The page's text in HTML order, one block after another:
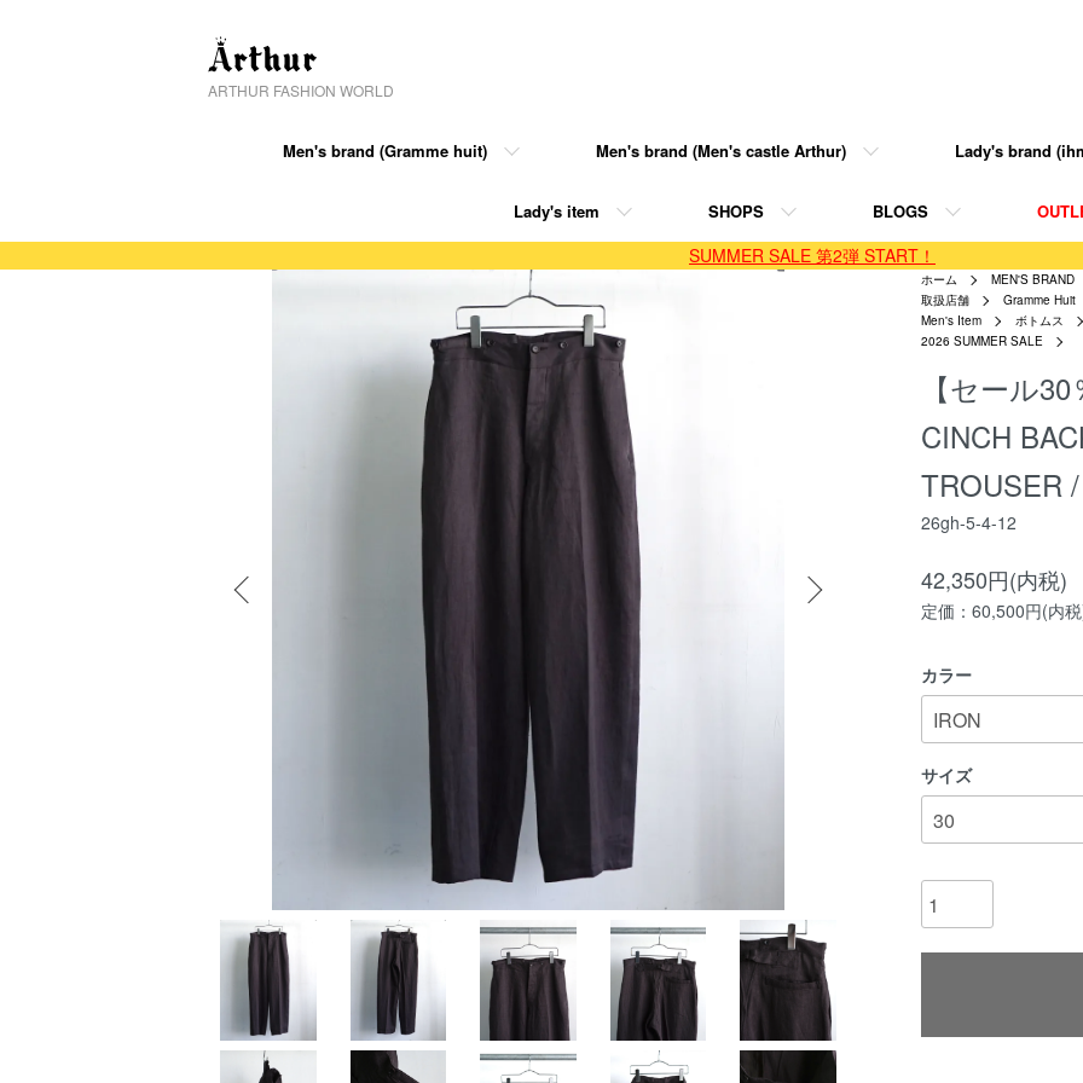
ARTHUR FASHION WORLD
Men's brand (Gramme huit) Men's brand (Men's castle Arthur) Lady's brand
Lady's item SHOPS BLOGS
SUMMER SALE 第2弾 START！
ホーム MEN'S BRAND
取扱店舗
Gramme Huit
Men's Item
ボトムス
2026 SUMMER SALE
【セール
CINCH
TROUSER
26gh-5-4-12
42,350円(内税)
定価：60,500円(内
カラー
サイズ